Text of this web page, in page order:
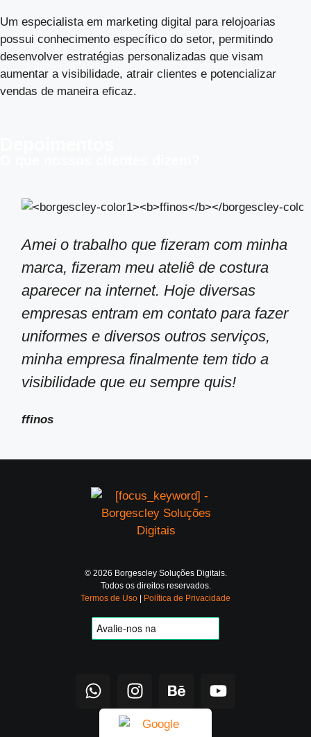
Um especialista em marketing digital para relojoarias
possui conhecimento específico do setor, permitindo
desenvolver estratégias personalizadas que visam
aumentar a visibilidade, atrair clientes e potencializar
vendas de maneira eficaz.
Amei o trabalho que fizeram com minha
marca, fizeram meu ateliê de costura
aparecer na internet. Hoje diversas
empresas entram em contato para fazer
uniformes e diversos outros serviços,
minha empresa finalmente tem tido a
visibilidade que eu sempre quis!
ffinos
© 2026 Borgescley Soluções Digitais.
Todos os direitos reservados.
Termos de Uso | Política de Privacidade